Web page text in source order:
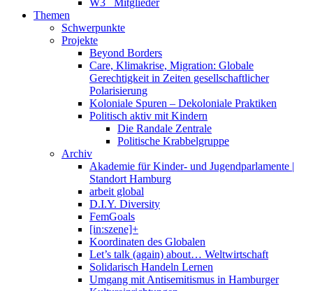
W3_ Mitglieder
Themen
Schwerpunkte
Projekte
Beyond Borders
Care, Klimakrise, Migration: Globale
Gerechtigkeit in Zeiten gesellschaftlicher
Polarisierung
Koloniale Spuren – Dekoloniale Praktiken
Politisch aktiv mit Kindern
Die Randale Zentrale
Politische Krabbelgruppe
Archiv
Akademie für Kinder- und Jugendparlamente |
Standort Hamburg
arbeit global
D.I.Y. Diversity
FemGoals
[in:szene]+
Koordinaten des Globalen
Let’s talk (again) about… Weltwirtschaft
Solidarisch Handeln Lernen
Umgang mit Antisemitismus in Hamburger